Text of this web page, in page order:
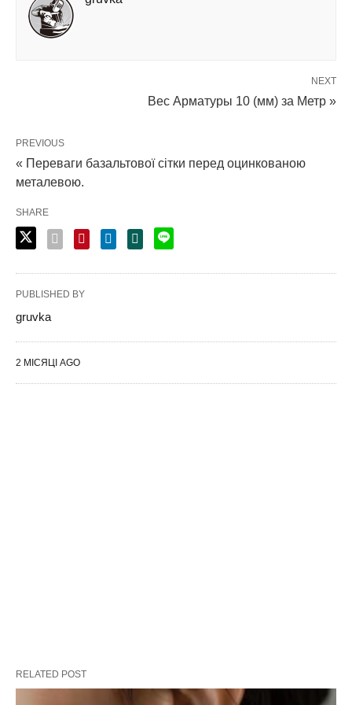
NEXT
Вес Арматуры 10 (мм) за Метр »
PREVIOUS
« Переваги базальтової сітки перед оцинкованою
металевою.
SHARE
PUBLISHED BY
gruvka
2 МІСЯЦІ AGO
RELATED POST